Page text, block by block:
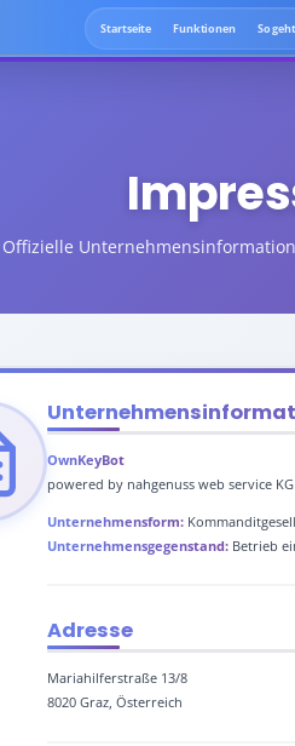
Startseite Funktionen So
Offizielle
OwnKeyBot
powered by nahgenuss web service KG
Unternehmensform:
Unternehmensgegenstand:Betrieb
Adresse
Mariahilferstraße 13/8
8020 Graz, Österreich